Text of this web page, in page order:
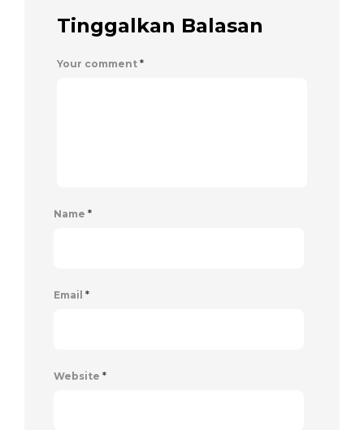
Tinggalkan Balasan
Your comment *
Name *
Email *
Website *